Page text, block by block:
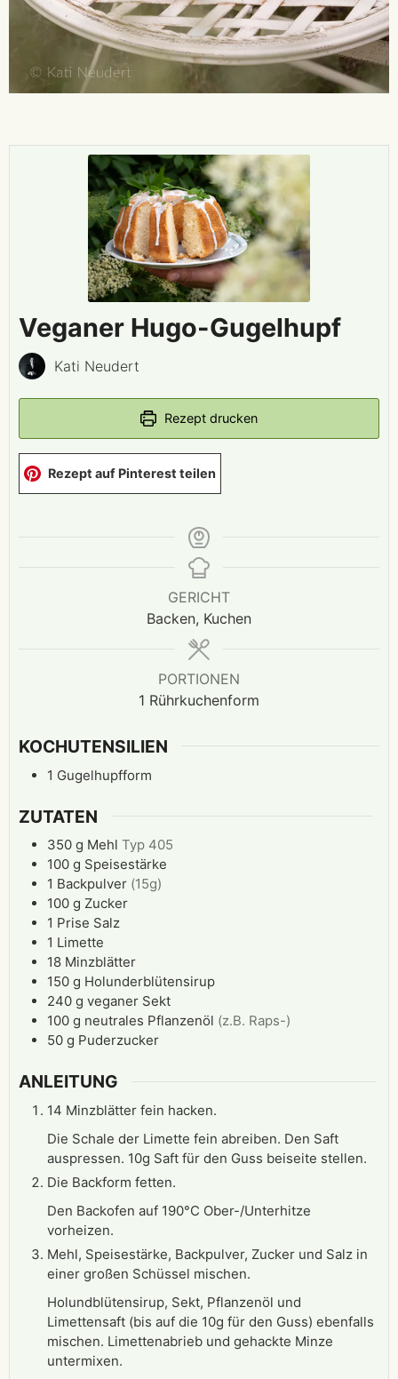
Veganer Hugo-Gugelhupf
Kati Neudert
Rezept drucken
Rezept auf Pinterest teilen
GERICHT
Backen, Kuchen
PORTIONEN
1 Rührkuchenform
KOCHUTENSILIEN
1 Gugelhupfform
ZUTATEN
350 g Mehl Typ 405
100 g Speisestärke
1 Backpulver (15g)
100 g Zucker
1 Prise Salz
1 Limette
18 Minzblätter
150 g Holunderblütensirup
240 g veganer Sekt
100 g neutrales Pflanzenöl (z.B. Raps-)
50 g Puderzucker
ANLEITUNG
14 Minzblätter fein hacken.
Die Schale der Limette fein abreiben. Den Saft
auspressen. 10g Saft für den Guss beiseite stellen.
Die Backform fetten.
Den Backofen auf 190°C Ober-/Unterhitze
vorheizen.
Mehl, Speisestärke, Backpulver, Zucker und Salz in
einer großen Schüssel mischen.
Holundblütensirup, Sekt, Pflanzenöl und
Limettensaft (bis auf die 10g für den Guss) ebenfalls
mischen. Limettenabrieb und gehackte Minze
untermixen.